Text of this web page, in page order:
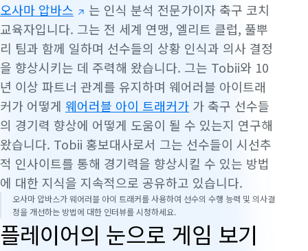
오사마 압바스
는 인식 분석 전문가이자 축구 코치
교육자입니다. 그는 전 세계 연맹, 엘리트 클럽, 풀뿌
리 팀과 함께 일하며 선수들의 상황 인식과 의사 결정
을 향상시키는 데 주력해 왔습니다. 그는 Tobii와 10
년 이상 파트너 관계를 유지하며 웨어러블 아이트래
커가 어떻게 웨어러블 아이 트래커가 가 축구 선수들
의 경기력 향상에 어떻게 도움이 될 수 있는지 연구해
왔습니다. Tobii 홍보대사로서 그는 선수들이 시선추
적 인사이트를 통해 경기력을 향상시킬 수 있는 방법
에 대한 지식을 지속적으로 공유하고 있습니다.
오사마 압바스가 웨어러블 아이 트래커를 사용하여 선수의 수행 능력 및 의사결
정을 개선하는 방법에 대한 인터뷰를 시청하세요.
플레이어의 눈으로 게임 보기